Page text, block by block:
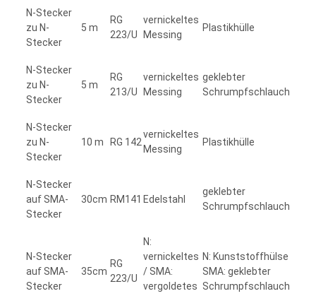
N-Stecker
zu N-
Stecker
5 m
RG
223/U
vernickeltes
Messing
Plastikhülle
N-Stecker
zu N-
Stecker
5 m
RG
213/U
vernickeltes
Messing
geklebter
Schrumpfschlauch
N-Stecker
zu N-
Stecker
10 m RG 142
vernickeltes
Messing
Plastikhülle
N-Stecker
auf SMA-
Stecker
30cm RM141 Edelstahl
geklebter
Schrumpfschlauch
N-Stecker
auf SMA-
Stecker
35cm
RG
223/U
N:
vernickeltes
/ SMA:
vergoldetes
N: Kunststoffhülse
SMA: geklebter
Schrumpfschlauch